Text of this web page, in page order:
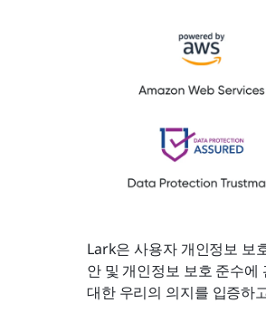
Lark은 사용자 개인정보 보
안 및 개인정보 보호 준수
대한 우리의 의지를 입증하